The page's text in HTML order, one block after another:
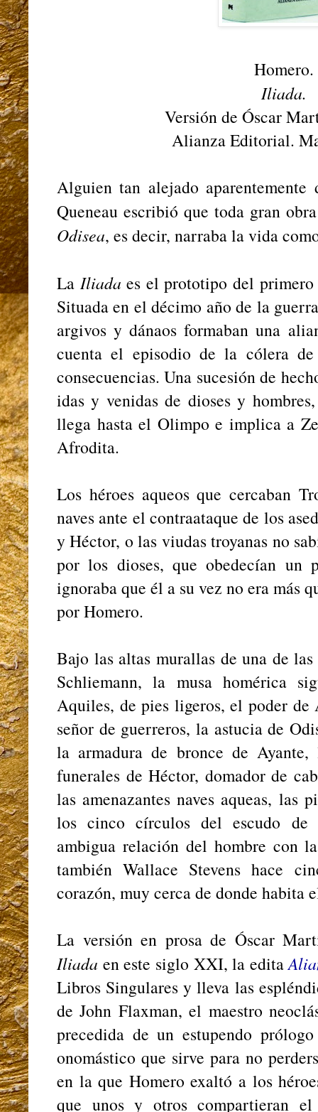
Homero.
Iliada.
Versión de Óscar
Alianza Editorial.
Alguien tan alejado aparentemente
Queneau escribió que toda gran
Odisea, es decir, narraba la vida
La Iliadaes el prototipo del primero
Situada en el décimo año de la
argivos y dánaos formaban una
cuenta el episodio de la cólera
consecuencias. Una sucesión de
idas y venidas de dioses y
llega hasta el Olimpo e implica a
Afrodita.
Los héroes aqueos que cercaban
naves ante el contraataque de los
y Héctor, o las viudas troyanas no
por los dioses, que obedecían un
ignoraba que él a su vez no era más
por Homero.
Bajo las altas murallas de una de
Schliemann, la musa homérica
Aquiles, de pies ligeros, el poder
señor de guerreros, la astucia de
la armadura de bronce de
funerales de Héctor, domador de
las amenazantes naves aqueas, las
los cinco círculos del escudo de
ambigua relación del hombre con
también Wallace Stevens hace
corazón, muy cerca de donde habita
La versión en prosa de Óscar
Iliada en este siglo XXI, la edita
Libros Singulares y lleva las
de John Flaxman, el maestro
precedida de un estupendo
onomástico que sirve para no
en la que Homero exaltó a los
que unos y otros compartieran